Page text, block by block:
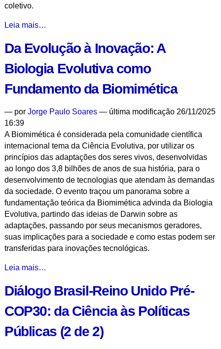
coletivo.
Puericultura
Urbana:
e
para
Saúde
Infantil
no
Contexto
das
Mudanças
Climáticas
-
Leia mais…
Da Evolução à Inovação: A
Biologia Evolutiva como
Fundamento da Biomimética
— por Jorge Paulo Soares— última modificação 26/11/2025
16:39
A Biomimética é considerada pela comunidade científica
internacional tema da Ciência Evolutiva, por utilizar os
princípios das adaptações dos seres vivos, desenvolvidas
ao longo dos 3,8 bilhões de anos de sua história, para o
desenvolvimento de tecnologias que atendam às demandas
da sociedade. O evento traçou um panorama sobre a
fundamentação teórica da Biomimética advinda da Biologia
Evolutiva, partindo das ideias de Darwin sobre as
adaptações, passando por seus mecanismos geradores,
suas implicações para a sociedade e como estas podem ser
transferidas para inovações tecnológicas.
Da
à
Inovação:
A
Evolutiva
Leia mais…
Diálogo Brasil-Reino Unido Pré-
COP30: da Ciência às Políticas
Públicas (2 de 2)